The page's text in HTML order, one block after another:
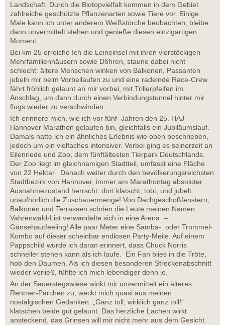
Landschaft. Durch die Biotopvielfalt kommen in dem Gebiet
zahlreiche geschützte Pflanzenarten sowie Tiere vor. Einige
Male kann ich unter anderem Weißstörche beobachten, bleibe
dann unvermittelt stehen und genieße diesen einzigartigen
Moment.
Bei km 25 erreiche Ich die Leineinsel mit ihren vierstöckigen
Mehrfamilienhäusern sowie Döhren, staune dabei nicht
schlecht: ältere Menschen winken von Balkonen, Passanten
jubeln mir beim Vorbeilaufen zu und eine radelnde Race-Crew
fährt fröhlich gelaunt an mir vorbei, mit Trillerpfeifen im
Anschlag, um dann durch einen Verbindungstunnel hinter mir
flugs wieder zu verschwinden.
Ich erinnere mich, wie ich vor fünf Jahren den 25. HAJ
Hannover Marathon gelaufen bin, gleichfalls ein Jubiläumslauf.
Damals hatte ich ein ähnliches Erlebnis wie oben beschrieben,
jedoch um ein vielfaches intensiver. Vorbei ging es seinerzeit an
Eilenriede und Zoo, dem fünftältesten Tierpark Deutschlands.
Der Zoo liegt im gleichnamigen Stadtteil, umfasst eine Fläche
von 22 Hektar. Danach weiter durch den bevölkerungsreichsten
Stadtbezirk von Hannover, immer am Marathontag absoluter
Ausnahmezustand herrscht: dort klatscht, tobt, und jubelt
unaufhörlich die Zuschauermenge! Von Dachgeschoßfenstern,
Balkonen und Terrassen schrien die Leute meinen Namen.
Vahrenwald-List verwandelte sich in eine Arena –
Gänsehautfeeling! Alle paar Meter eine Samba- oder Trommel-
Kombo auf dieser scheinbar endlosen Party-Meile. Auf einem
Pappschild wurde ich daran erinnert, dass Chuck Norris
schneller stehen kann als ich laufe. Ein Fan blies in die Tröte,
hob den Daumen. Als ich diesen besonderen Streckenabschnitt
wieder verließ, fühlte ich mich lebendiger denn je.
An der Sauerstegswiese winkt mir unvermittelt ein älteres
Rentner-Pärchen zu, weckt mich quasi aus meinen
nostalgischen Gedanken. „Ganz toll, wirklich ganz toll!“
klatschen beide gut gelaunt. Das herzliche Lachen wirkt
ansteckend, das Grinsen will mir nicht mehr aus dem Gesicht.